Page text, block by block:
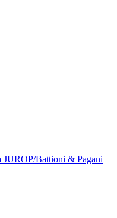
JUROP/Battioni & Pagani